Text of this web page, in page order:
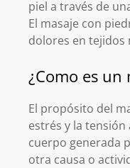
piel a través de
El masaje con
dolores en tejidos
¿Como es un
El propósito del
estrés y la
cuerpo generada
otra causa o